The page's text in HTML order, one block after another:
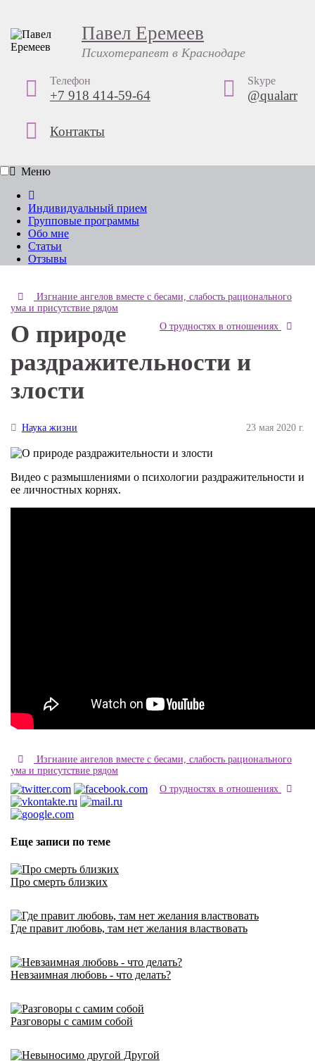
Павел Еремеев
Психотерапевт в Краснодаре
Телефон
+7 918 414-59-64
Skype
@qualarr
Контакты
Меню
Индивидуальный прием
Групповые программы
Обо мне
Статьи
Отзывы
Изгнание ангелов вместе с бесами, слабость рационального
ума и присутствие рядом
О трудностях в отношениях
О природе
раздражительности и
злости
Наука жизни 23 мая 2020 г.
Видео с размышлениями о психологии раздражительности и
ее личностных корнях.
Изгнание ангелов вместе с бесами, слабость рационального
ума и присутствие рядом
О трудностях в отношениях
Еще записи по теме
Про смерть близких
Где правит любовь, там нет желания властвовать
Невзаимная любовь - что делать?
Разговоры с самим собой